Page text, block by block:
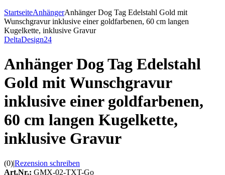
StartseiteAnhängerAnhänger Dog Tag Edelstahl Gold mit
Wunschgravur inklusive einer goldfarbenen, 60 cm langen
Kugelkette, inklusive Gravur
DeltaDesign24
Anhänger Dog Tag Edelstahl
Gold mit Wunschgravur
inklusive einer goldfarbenen,
60 cm langen Kugelkette,
inklusive Gravur
(0)|Rezension schreiben
Art.Nr.: GMX-02-TXT-Go